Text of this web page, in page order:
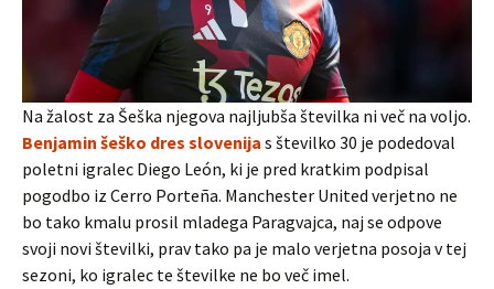
Na žalost za Šeška njegova najljubša številka ni več na voljo.
Benjamin šeško dres slovenija s številko 30 je podedoval
poletni igralec Diego León, ki je pred kratkim podpisal
pogodbo iz Cerro Porteña. Manchester United verjetno ne
bo tako kmalu prosil mladega Paragvajca, naj se odpove
svoji novi številki, prav tako pa je malo verjetna posoja v tej
sezoni, ko igralec te številke ne bo več imel.